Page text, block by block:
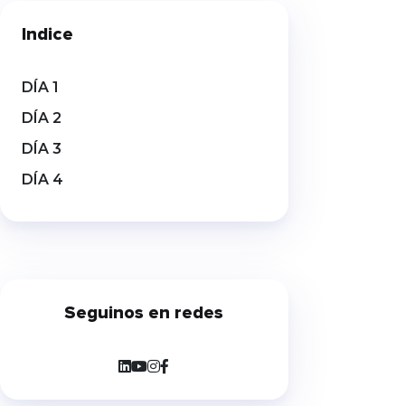
Indice
DÍA 1
DÍA 2
DÍA 3
DÍA 4
Seguinos en redes